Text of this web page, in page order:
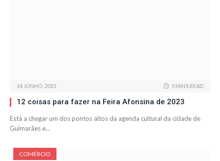
14 JUNHO, 2023 5 MINS READ
12 coisas para fazer na Feira Afonsina de 2023
Está a chegar um dos pontos altos da agenda cultural da cidade de
Guimarães e…
COMÉRCIO